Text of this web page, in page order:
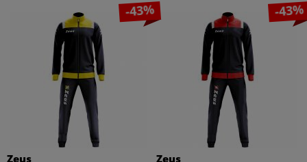
-43%
Zeus
-43%
Zeus